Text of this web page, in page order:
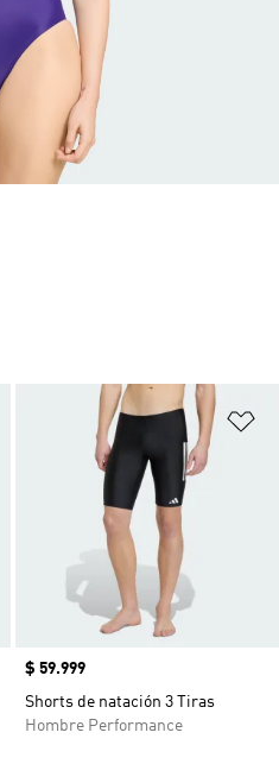
Añadir a la lista de deseos
Precio
$ 59.999
Shorts de natación 3 Tiras
Hombre Performance